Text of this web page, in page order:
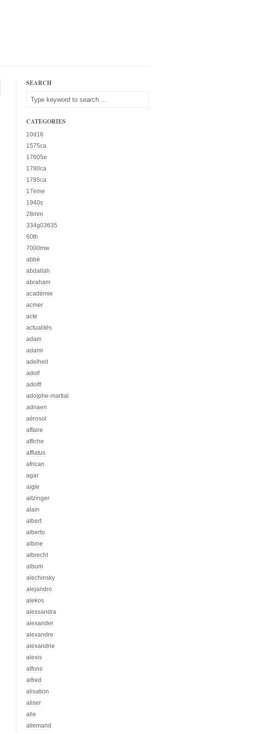
SEARCH
CATEGORIES
10d16
1575ca
17605e
1780ca
1785ca
17ème
1940s
28mm
334g03635
60th
7000mw
abbé
abdallah
abraham
académie
acmer
acte
actualités
adam
adami
adelheit
adolf
adolff
adolphe-martial
adriaen
aérosol
affaire
affiche
afflatus
african
agar
aigle
aitzinger
alain
albert
alberto
albine
albrecht
album
alechinsky
alejandro
alekos
alessandra
alexander
alexandre
alexandrie
alexis
alfons
alfred
alisation
aliser
alle
allemand